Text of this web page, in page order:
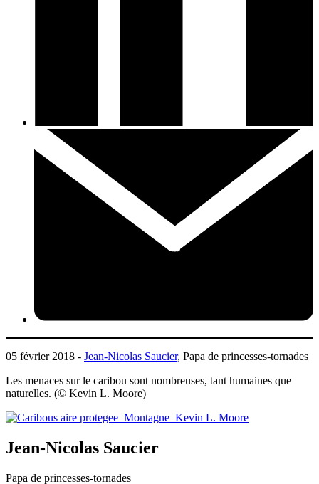
05 février 2018 - Jean-Nicolas Saucier, Papa de princesses-tornades
Les menaces sur le caribou sont nombreuses, tant humaines que
naturelles. (© Kevin L. Moore)
Jean-Nicolas Saucier
Papa de princesses-tornades